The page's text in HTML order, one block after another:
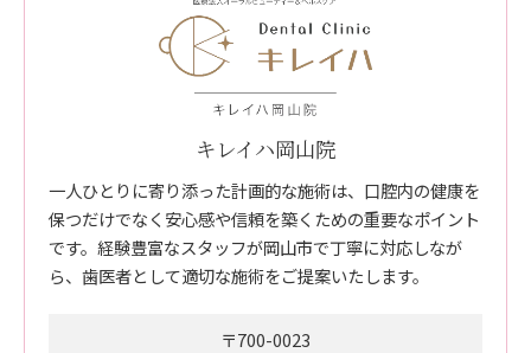
キレイハ岡山院
一人ひとりに寄り添った計画的な施術は、口腔内の健康を
保つだけでなく安心感や信頼を築くための重要なポイント
です。経験豊富なスタッフが岡山市で丁寧に対応しなが
ら、歯医者として適切な施術をご提案いたします。
〒700-0023